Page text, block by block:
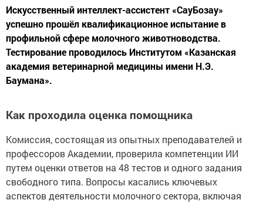
Искусственный интеллект-ассистент «СауБозау»
успешно прошёл квалификационное испытание в
профильной сфере молочного животноводства.
Тестирование проводилось Институтом «Казанская
академия ветеринарной медицины имени Н.Э.
Баумана».
Как проходила оценка помощника
Комиссия, состоящая из опытных преподавателей и
профессоров Академии, проверила компетенции ИИ
путем оценки ответов на 48 тестов и одного задания
свободного типа. Вопросы касались ключевых
аспектов деятельности молочного сектора, включая